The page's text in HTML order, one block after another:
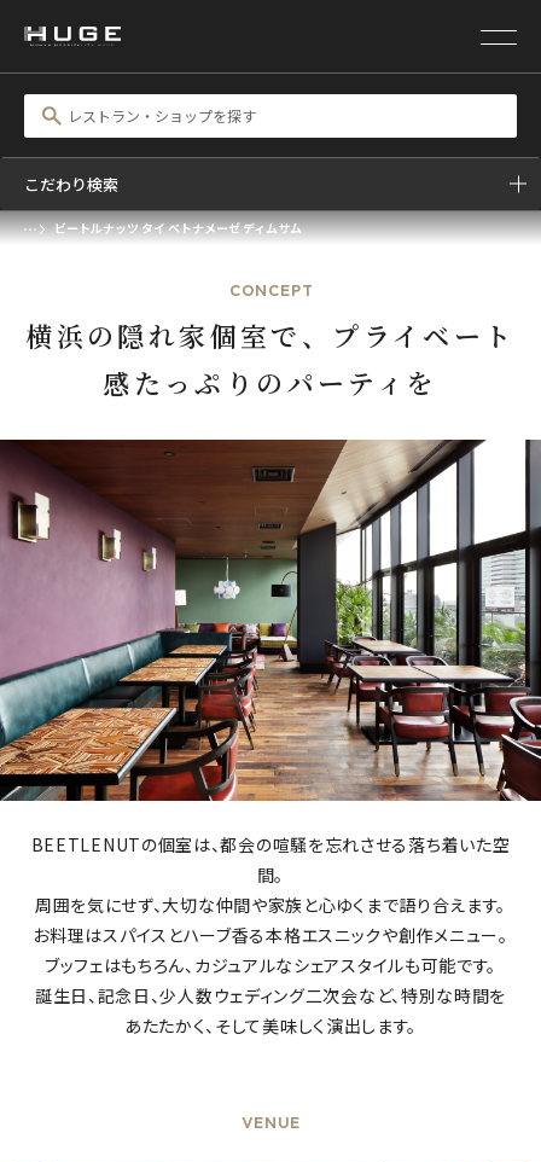
こだわり検索
ビートルナッツ タイ ベトナメーゼ ディムサム
SCROLL
ビートルナッツ タイ ベトナメーゼ ディムサム
CONCEPT
横浜の隠れ家個室で、プライベート
感たっぷりのパーティを
BEETLENUTの個室は、都会の喧騒を忘れさせる落ち着いた空
間。
周囲を気にせず、大切な仲間や家族と心ゆくまで語り合えます。
お料理はスパイスとハーブ香る本格エスニックや創作メニュー。
ブッフェはもちろん、カジュアルなシェアスタイルも可能です。
誕生日、記念日、少人数ウェディング二次会など、特別な時間を
あたたかく、そして美味しく演出します。
VENUE
前の画像 次の画像